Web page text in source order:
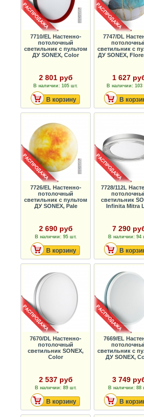
7710/EL Настенно-
потолочный
светильник с пультом
ДУ SONEX, Color
2 801 руб
В наличии: 105 шт.
В корзину
7747/DL
светильник с
ДУ SONEX,
1 627
В наличии: 103
В
7726/EL Настенно-
потолочный
светильник с пультом
ДУ SONEX, Pale
2 690 руб
В наличии: 95 шт.
В корзину
7728/112L
светильник
Infinita Mitra
7 290
В наличии: 94
В
7670/DL Настенно-
потолочный
светильник SONEX,
Color
2 537 руб
В наличии: 89 шт.
В корзину
7669/EL
светильник с
ДУ SONEX,
3 749
В наличии: 88
В